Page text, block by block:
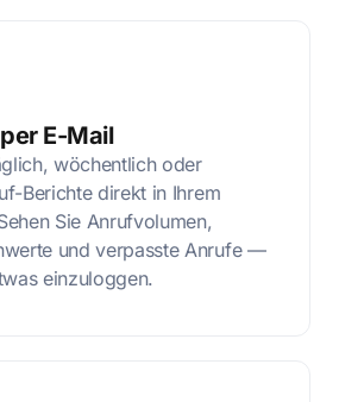
E-Mail
wöchentlich oder
Berichte direkt in Ihrem
Sie Anrufvolumen,
und verpasste Anrufe —
einzuloggen.